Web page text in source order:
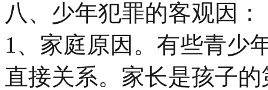
八、少年犯罪的客观因：
1、家庭原因。有些青少
直接关系。家长是孩子